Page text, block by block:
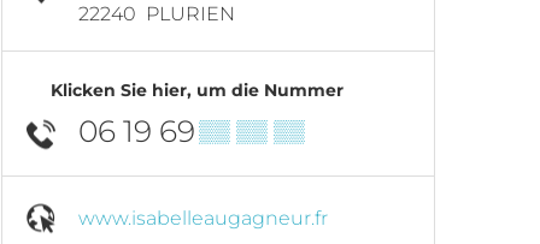
22240 PLURIEN
Klicken Sie hier, um die Nummer
06 19 69▒▒ ▒▒ ▒▒
www.isabelleaugagneur.fr